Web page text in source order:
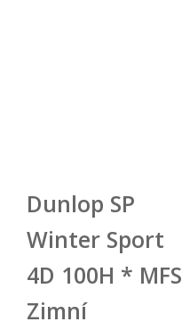
Dunlop SP
Winter Sport
4D 100H * MFS
Zimní